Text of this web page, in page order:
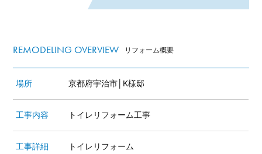
REMODELING OVERVIEW リフォーム概要
場所 京都府宇治市│K様邸
工事内容 トイレリフォーム工事
工事詳細
トイレリフォーム